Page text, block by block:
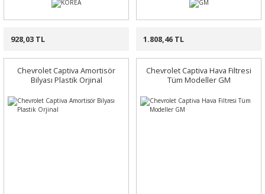
928,03 TL 1.808,46 TL
Chevrolet Captiva Amortisör
Bilyası Plastik Orjinal
Chevrolet Captiva Hava Filtresi
Tüm Modeller GM